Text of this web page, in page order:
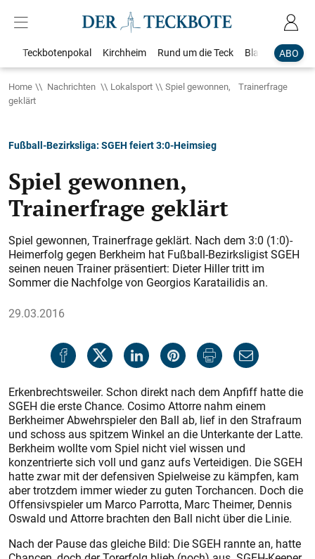
ABO
Teckbotenpokal Kirchheim Rund um die Teck Blaulicht
Home Nachrichten Lokalsport
Spiel gewonnen, Trainerfrage
geklärt
Fußball-Bezirksliga: SGEH feiert 3:0-Heimsieg
Spiel gewonnen,
Trainerfrage geklärt
Spiel gewonnen, Trainerfrage geklärt. Nach dem 3:0 (1:0)-
Heimerfolg gegen Berkheim hat Fußball-Bezirksligist SGEH
seinen neuen Trainer präsentiert: Dieter Hiller tritt im
Sommer die Nachfolge von Georgios Karatailidis an.
29.03.2016
Erkenbrechtsweiler. Schon direkt nach dem Anpfiff hatte die
SGEH die erste Chance. Cosimo Attorre nahm einem
Berkheimer Abwehrspieler den Ball ab, lief in den Strafraum
und schoss aus spitzem Winkel an die Unterkante der Latte.
Berkheim wollte vom Spiel nicht viel wissen und
konzentrierte sich voll und ganz aufs Verteidigen. Die SGEH
hatte zwar mit der defensiven Spielweise zu kämpfen, kam
aber trotzdem immer wieder zu guten Torchancen. Doch die
Offensivspieler um Marco Parrotta, Marc Theimer, Dennis
Oswald und Attorre brachten den Ball nicht über die Linie.
Nach der Pause das gleiche Bild: Die SGEH rannte an, hatte